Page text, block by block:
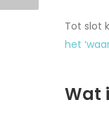
Tot slot
het
Wat